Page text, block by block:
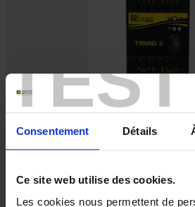
TEST
Consentement Détails
Ce site web utilise des cookies.
Les cookies nous permettent de
TRIAD2 1AO AUX.19/
Digitaler programmierbarer
Hilfsstromversorgung 19 bis